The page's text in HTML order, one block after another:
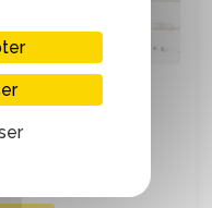
originaux !